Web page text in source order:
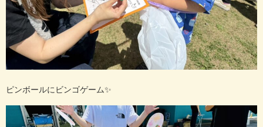
ピンボールにビンゴゲーム✨